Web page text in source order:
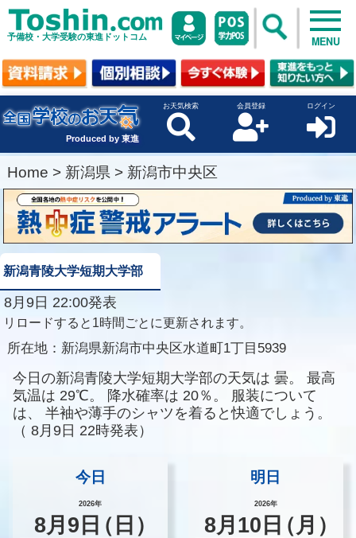
予備校・大学受験の東進ドットコム MENU
Produced by 東進
お天気検索 会員登録 ログイン
Home > 新潟県 > 新潟市中央区
新潟青陵大学短期大学部
8月9日 22:00発表
リロードすると1時間ごとに更新されます。
所在地： 新潟県新潟市中央区水道町1丁目5939
今日の新潟青陵大学短期大学部の天気は 曇。
最高
気温は 29℃。 降水確率は 20％。
服装について
は、
半袖や薄手のシャツを着ると快適でしょう。
（ 8月9日 22時発表）
今日
2026年
8月 9 日（日）
明日
2026年
8月 10 日（月）